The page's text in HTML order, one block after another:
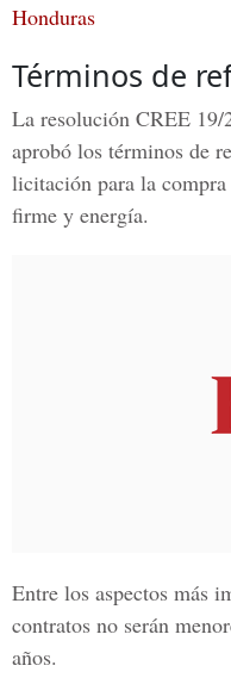
Honduras
Términos de
La resolución CREE 19/
aprobó los términos de
licitación para la compra
firme y energía.
Entre los aspectos más
contratos no serán
años.